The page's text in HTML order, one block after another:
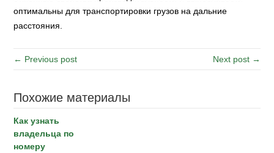
оптимальны для транспортировки грузов на дальние
расстояния.
← Previous post Next post →
Похожие материалы
Как узнать
владельца по
номеру